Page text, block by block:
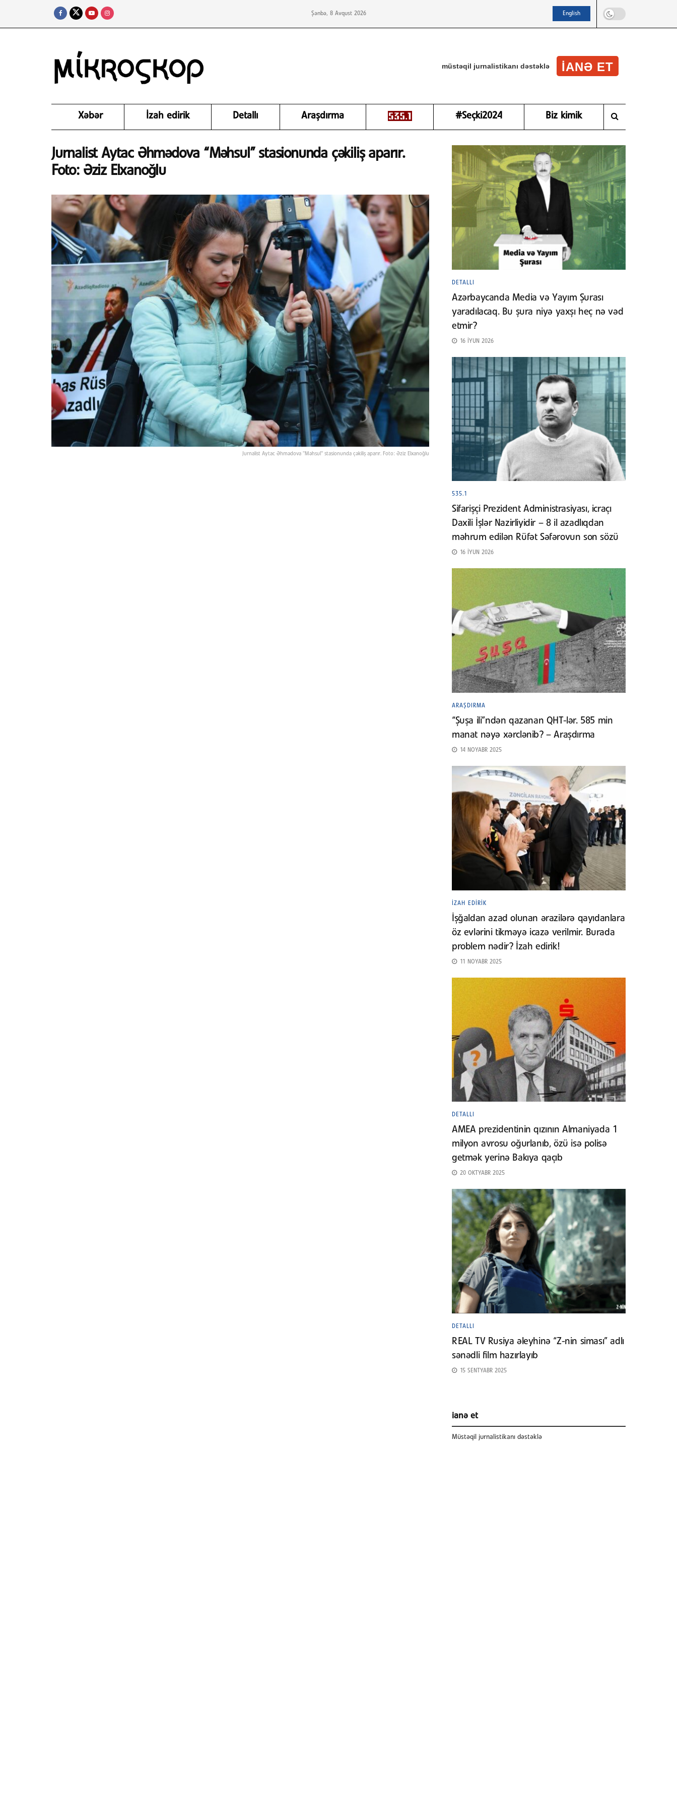
Şənbə, 8 Avqust 2026 English
müstəqil jurnalistikanı dəstəklə IANƏ ET
Xəbər İzah edirik Detallı Araşdırma #Seçki2024 Biz kimik
Jurnalist Aytac Əhmədova “Məhsul” stasionunda çəkiliş aparır.
Foto: Əziz Elxanoğlu
Jurnalist Aytac Əhmədova "Məhsul" stasionunda çəkiliş aparır. Foto: Əziz Elxanoğlu
DETALLI
Azərbaycanda Media və Yayım Şurası
yaradılacaq. Bu şura niyə yaxşı heç nə vəd
etmir?
16 İYUN 2026
535.1
Sifarişçi Prezident Administrasiyası, icraçı
Daxili İşlər Nazirliyidir – 8 il azadlıqdan
məhrum edilən Rüfət Səfərovun son sözü
16 İYUN 2026
ARAŞDIRMA
“Şuşa ili”ndən qazanan QHT-lər. 585 min
manat nəyə xərclənib? – Araşdırma
14 NOYABR 2025
İZAH EDIRIK
İşğaldan azad olunan ərazilərə qayıdanlara
öz evlərini tikməyə icazə verilmir. Burada
problem nədir? İzah edirik!
11 NOYABR 2025
DETALLI
AMEA prezidentinin qızının Almaniyada 1
milyon avrosu oğurlanıb, özü isə polisə
getmək yerinə Bakıya qaçıb
20 OKTYABR 2025
DETALLI
REAL TV Rusiya əleyhinə “Z-nin siması” adlı
sənədli film hazırlayıb
15 SENTYABR 2025
ianə et
Müstəqil jurnalistikanı dəstəklə